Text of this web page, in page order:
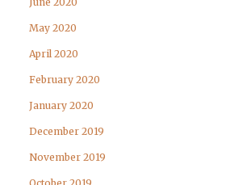
May 2020
April 2020
February 2020
January 2020
December 2019
November 2019